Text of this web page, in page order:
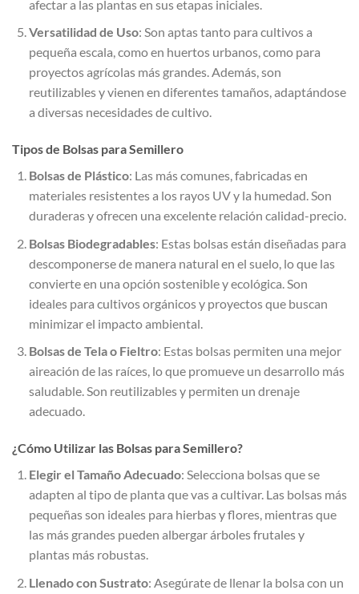
afectar a las plantas en sus etapas iniciales.
Versatilidad de Uso: Son aptas tanto para cultivos a
pequeña escala, como en huertos urbanos, como para
proyectos agrícolas más grandes. Además, son
reutilizables y vienen en diferentes tamaños, adaptándose
a diversas necesidades de cultivo.
Tipos de Bolsas para Semillero
Bolsas de Plástico: Las más comunes, fabricadas en
materiales resistentes a los rayos UV y la humedad. Son
duraderas y ofrecen una excelente relación calidad-precio.
Bolsas Biodegradables: Estas bolsas están diseñadas para
descomponerse de manera natural en el suelo, lo que las
convierte en una opción sostenible y ecológica. Son
ideales para cultivos orgánicos y proyectos que buscan
minimizar el impacto ambiental.
Bolsas de Tela o Fieltro: Estas bolsas permiten una mejor
aireación de las raíces, lo que promueve un desarrollo más
saludable. Son reutilizables y permiten un drenaje
adecuado.
¿Cómo Utilizar las Bolsas para Semillero?
Elegir el Tamaño Adecuado: Selecciona bolsas que se
adapten al tipo de planta que vas a cultivar. Las bolsas más
pequeñas son ideales para hierbas y flores, mientras que
las más grandes pueden albergar árboles frutales y
plantas más robustas.
Llenado con Sustrato: Asegúrate de llenar la bolsa con un